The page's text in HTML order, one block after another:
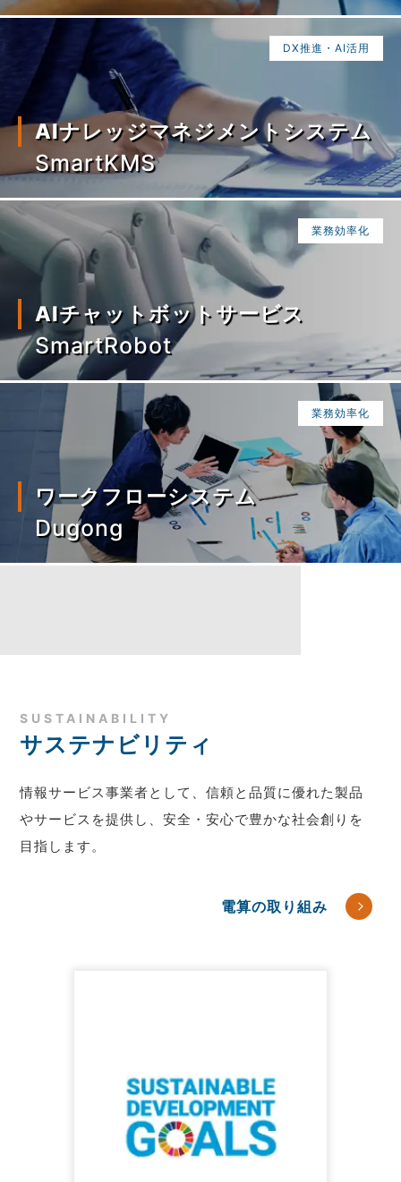
DX推進・AI活用
AIナレッジマネジメントシステム
SmartKMS
業務効率化
AIチャットボットサービス
SmartRobot
業務効率化
ワークフローシステム
Dugong
SUSTAINABILITY
サステナビリティ
情報サービス事業者として、信頼と品質に優れた製品
やサービスを提供し、安全・安心で豊かな社会創りを
目指します。
電算の取り組み